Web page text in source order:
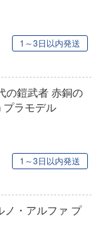
1～3日以内発送
の鎧武者 赤銅の
プラモデル
1～3日以内発送
ノ・アルファ プ
リーズ
with GARTERBELT
リ！)
ーシング